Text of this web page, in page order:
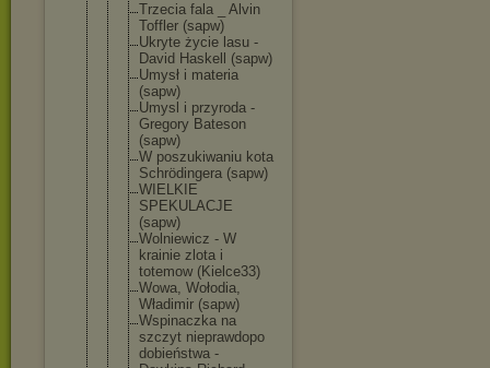
Trzecia fala _ Alvin
Toffler (sapw)
Ukryte życie lasu -
David Haskell (sapw)
Umysł i materia
(sapw)
Umysl i przyroda -
Gregory Bateson
(sapw)
W poszukiwaniu kota
Schrödingera (sapw)
WIELKIE
SPEKULACJE
(sapw)
Wolniewicz - W
krainie zlota i
totemow (Kielce33)
Wowa, Wołodia,
Władimir (sapw)
Wspinaczka na
szczyt nieprawdopo
dobieństwa -